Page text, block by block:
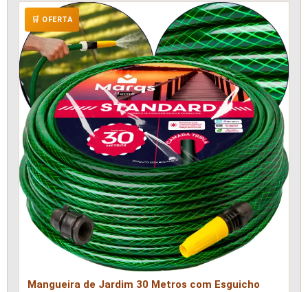
🛒 OFERTA
Mangueira de Jardim 30 Metros com Esguicho